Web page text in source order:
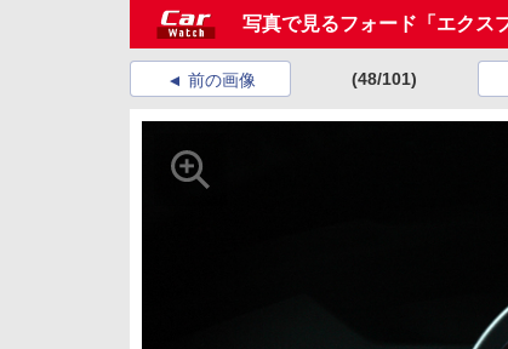
写真で見るフォード「エクス
前の画像 (48/101)